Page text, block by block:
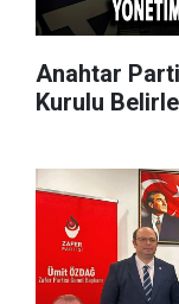
Anahtar
Kurulu